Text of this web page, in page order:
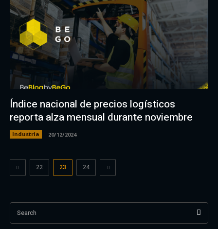
Índice nacional de precios logísticos
reporta alza mensual durante noviembre
Industria 20/12/2024
22 23 24
Search